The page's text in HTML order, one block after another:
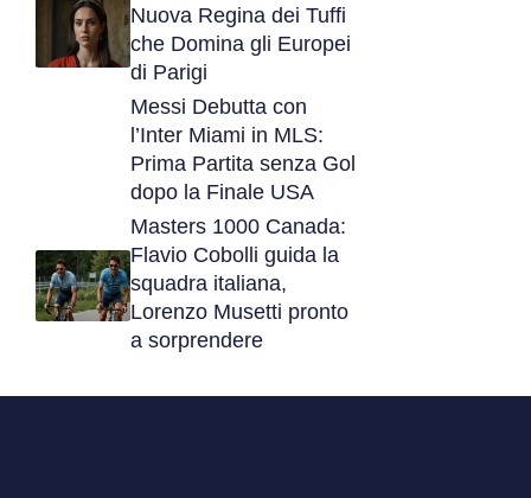
Nuova Regina dei Tuffi
che Domina gli Europei
di Parigi
Messi Debutta con
l’Inter Miami in MLS:
Prima Partita senza Gol
dopo la Finale USA
Masters 1000 Canada:
Flavio Cobolli guida la
squadra italiana,
Lorenzo Musetti pronto
a sorprendere